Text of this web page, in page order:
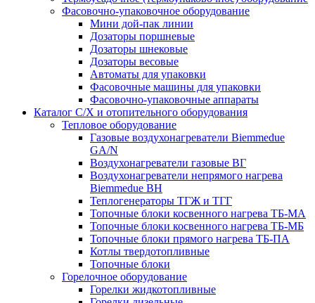
Фасовочно-упаковочное оборудование
Мини дой-пак линии
Дозаторы поршневые
Дозаторы шнековые
Дозаторы весовые
Автоматы для упаковки
Фасовочные машины для упаковки
Фасовочно-упаковочные аппараты
Каталог С/Х и отопительного оборудования
Тепловое оборудование
Газовые воздухонагреватели Biemmedue
GA/N
Воздухонагреватели газовые ВГ
Воздухонагреватели непрямого нагрева
Biemmedue BH
Теплогенераторы ТГЖ и ТГГ
Топочные блоки косвенного нагрева ТБ-МА
Топочные блоки косвенного нагрева ТБ-МБ
Топочные блоки прямого нагрева ТБ-ПА
Котлы твердотопливные
Топочные блоки
Горелочное оборудование
Горелки жидкотопливные